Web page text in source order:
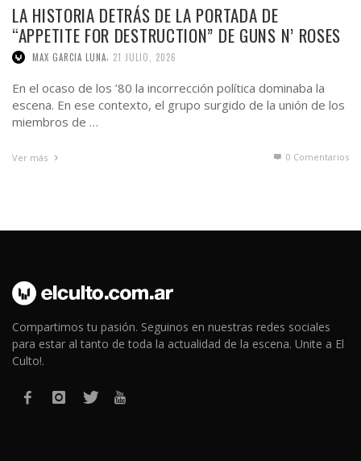
LA HISTORIA DETRÁS DE LA PORTADA DE
“APPETITE FOR DESTRUCTION” DE GUNS N’ ROSES
MAX GARCIA LUNA 21 JULIO, 2026
En el ocaso de los ’80 la incorrección política dominaba la
escena. En ese contexto, el grupo surgido de la unión de los
miembros de …
Ver más 0 Comentarios
Compartimos tu pasión. Seguinos en nuestras redes sociales
para estar al tanto de toda la actualidad de la escena. Unite a El
Culto!.